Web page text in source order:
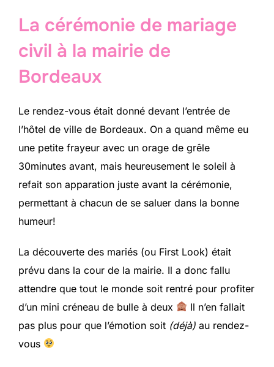
La cérémonie de mariage
civil à la mairie de
Bordeaux
Le rendez-vous était donné devant l’entrée de
l’hôtel de ville de Bordeaux. On a quand même eu
une petite frayeur avec un orage de grêle
30minutes avant, mais heureusement le soleil à
refait son apparation juste avant la cérémonie,
permettant à chacun de se saluer dans la bonne
humeur!
La découverte des mariés (ou First Look) était
prévu dans la cour de la mairie. Il a donc fallu
attendre que tout le monde soit rentré pour profiter
d’un mini créneau de bulle à deux
Il n’en fallait
pas plus pour que l’émotion soit (déjà) au rendez-
vous